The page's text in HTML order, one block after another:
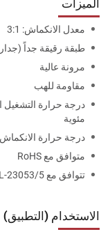
معدل الانكماش: 3:1
طبقة رقيقة جداً
مرونة عالية
مقاومة للهب
مئوية
درجة حرارة الانكماش الكامل:
متوافق مع RoHS
تتوافق مع SAE-AMS-DTL-23053/5، فئة 1 و 3
الاستخدام (التطبيق)